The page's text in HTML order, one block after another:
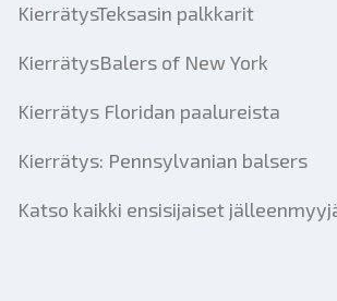
KierrätysTeksasin palkkarit
KierrätysBalers of New York
Kierrätys Floridan paalureista
Kierrätys: Pennsylvanian balsers
Katso kaikki ensisijaiset